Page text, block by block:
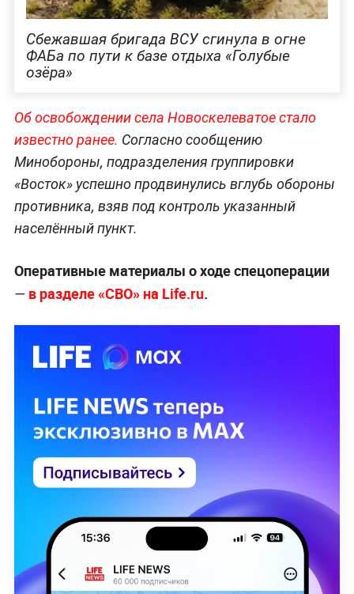
Сбежавшая бригада ВСУ сгинула в огне
ФАБа по пути к базе отдыха «Голубые
озёра»
Об освобождении села Новоскелеватое стало
известно ранее. Согласно сообщению
Минобороны, подразделения группировки
«Восток» успешно продвинулись вглубь обороны
противника, взяв под контроль указанный
населённый пункт.
Оперативные материалы о ходе спецоперации
— в разделе «СВО» на Life.ru.